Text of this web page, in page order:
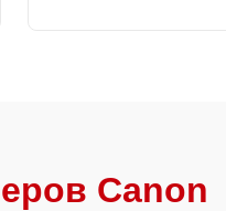
Canon